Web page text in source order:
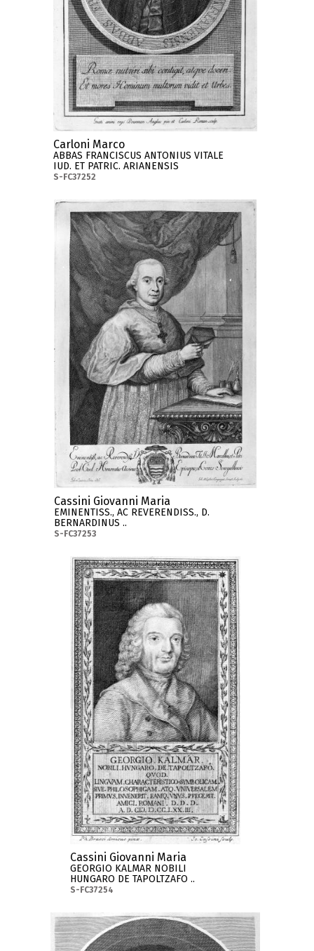
Carloni Marco
ABBAS FRANCISCUS ANTONIUS VITALE
IUD. ET PATRIC. ARIANENSIS
S-FC37252
Cassini Giovanni Maria
EMINENTISS., AC REVERENDISS., D.
BERNARDINUS ..
S-FC37253
Cassini Giovanni Maria
GEORGIO KALMAR NOBILI
HUNGARO DE TAPOLTZAFO ..
S-FC37254